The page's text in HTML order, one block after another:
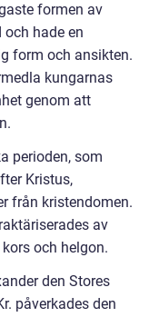
formen av
hade en
form och ansikten.
kungarnas
genom att
perioden, som
Kristus,
från kristendomen.
av
och helgon.
den Stores
påverkades den